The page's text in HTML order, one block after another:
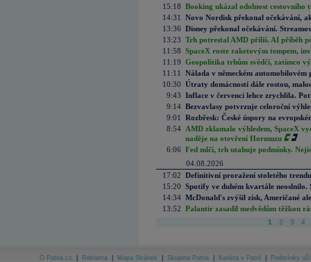
15:18 Booking ukázal odolnost cestovního
14:31
Novo Nordisk překonal očekávání,
13:36 Disney překonal očekávání.
13:23 Trh potrestal AMD příliš. AI příběh
11:58 SpaceX roste raketovým tempem,
11:19 Geopolitika trhům svědčí, zatímco
11:11
Nálada v německém automobilovém
10:30 Útraty domácností dále rostou,
9:43 Inflace v červenci lehce zrychlila.
9:14 Bezvavlasy potvrzuje celoroční
9:01
Rozbřesk: České úspory na
8:54 AMD zklamalo výhledem, SpaceX
naděje na otevření Hormuzu
6:06 Fed mlčí, trh utahuje podmínky.
04.08.2026
17:02 Definitivní proražení stoletého
15:20 Spotify ve duhém kvartále neoslnilo.
14:34 McDonald's zvýšil zisk, Američané
13:52 Palantir zasadil medvědům těžkou
1 2 3 4
O Patria.cz Reklama Mapa Stránek Skupina Patria Kariéra v Patrii Podmínky